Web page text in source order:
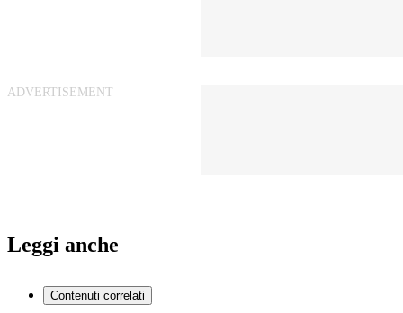
Leggi anche
Contenuti correlati